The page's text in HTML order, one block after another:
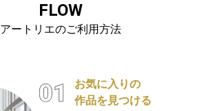
FLOW
アートリエのご利用方法
お気に入りの
作品を見つける